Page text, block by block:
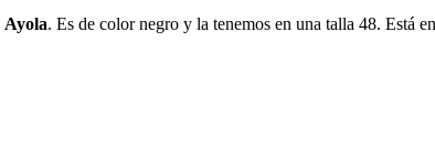
Ayola. Es de color negro y la tenemos en una talla 48. Está